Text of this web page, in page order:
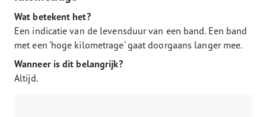
Wat betekent het?
Een indicatie van de levensduur van een band. Een band
met een ‘hoge kilometrage’ gaat doorgaans langer mee.
Wanneer is dit belangrijk?
Altijd.